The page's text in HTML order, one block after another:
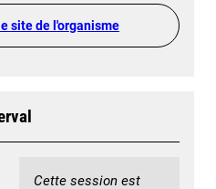
site de l'organisme
Cette session est